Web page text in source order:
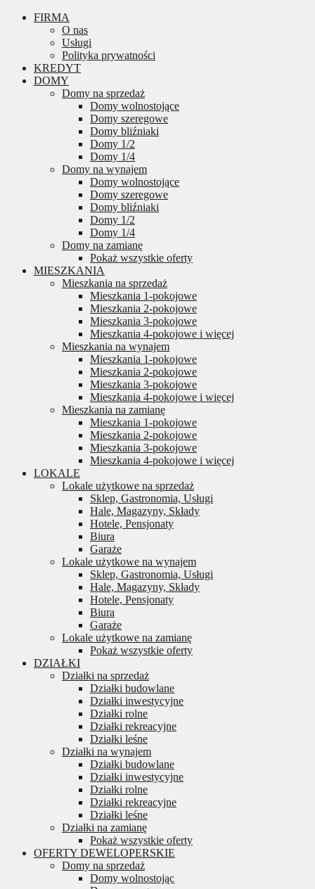
FIRMA
O nas
Usługi
Polityka prywatności
KREDYT
DOMY
Domy na sprzedaż
Domy wolnostojące
Domy szeregowe
Domy bliźniaki
Domy 1/2
Domy 1/4
Domy na wynajem
Domy wolnostojące
Domy szeregowe
Domy bliźniaki
Domy 1/2
Domy 1/4
Domy na zamianę
Pokaż wszystkie oferty
MIESZKANIA
Mieszkania na sprzedaż
Mieszkania 1-pokojowe
Mieszkania 2-pokojowe
Mieszkania 3-pokojowe
Mieszkania 4-pokojowe i więcej
Mieszkania na wynajem
Mieszkania 1-pokojowe
Mieszkania 2-pokojowe
Mieszkania 3-pokojowe
Mieszkania 4-pokojowe i więcej
Mieszkania na zamianę
Mieszkania 1-pokojowe
Mieszkania 2-pokojowe
Mieszkania 3-pokojowe
Mieszkania 4-pokojowe i więcej
LOKALE
Lokale użytkowe na sprzedaż
Sklep, Gastronomia, Usługi
Hale, Magazyny, Składy
Hotele, Pensjonaty
Biura
Garaże
Lokale użytkowe na wynajem
Sklep, Gastronomia, Usługi
Hale, Magazyny, Składy
Hotele, Pensjonaty
Biura
Garaże
Lokale użytkowe na zamianę
Pokaż wszystkie oferty
DZIAŁKI
Działki na sprzedaż
Działki budowlane
Działki inwestycyjne
Działki rolne
Działki rekreacyjne
Działki leśne
Działki na wynajem
Działki budowlane
Działki inwestycyjne
Działki rolne
Działki rekreacyjne
Działki leśne
Działki na zamianę
Pokaż wszystkie oferty
OFERTY DEWELOPERSKIE
Domy na sprzedaż
Domy wolnostojąc